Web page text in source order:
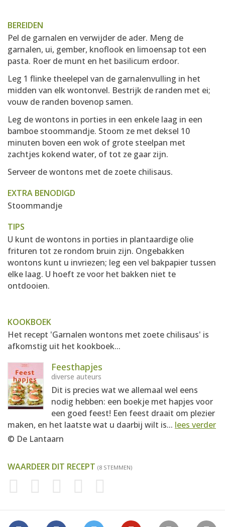
BEREIDEN
Pel de garnalen en verwijder de ader. Meng de
garnalen, ui, gember, knoflook en limoensap tot een
pasta. Roer de munt en het basilicum erdoor.
Leg 1 flinke theelepel van de garnalenvulling in het
midden van elk wontonvel. Bestrijk de randen met ei;
vouw de randen bovenop samen.
Leg de wontons in porties in een enkele laag in een
bamboe stoommandje. Stoom ze met deksel 10
minuten boven een wok of grote steelpan met
zachtjes kokend water, of tot ze gaar zijn.
Serveer de wontons met de zoete chilisaus.
EXTRA BENODIGD
Stoommandje
TIPS
U kunt de wontons in porties in plantaardige olie
frituren tot ze rondom bruin zijn. Ongebakken
wontons kunt u invriezen; leg een vel bakpapier tussen
elke laag. U hoeft ze voor het bakken niet te
ontdooien.
KOOKBOEK
Het recept 'Garnalen wontons met zoete chilisaus' is
afkomstig uit het kookboek...
Feesthapjes
diverse auteurs
Dit is precies wat we allemaal wel eens
nodig hebben: een boekje met hapjes voor
een goed feest! Een feest draait om plezier
maken, en het laatste wat u daarbij wilt is... lees verder
© De Lantaarn
WAARDEER DIT RECEPT (8 STEMMEN)